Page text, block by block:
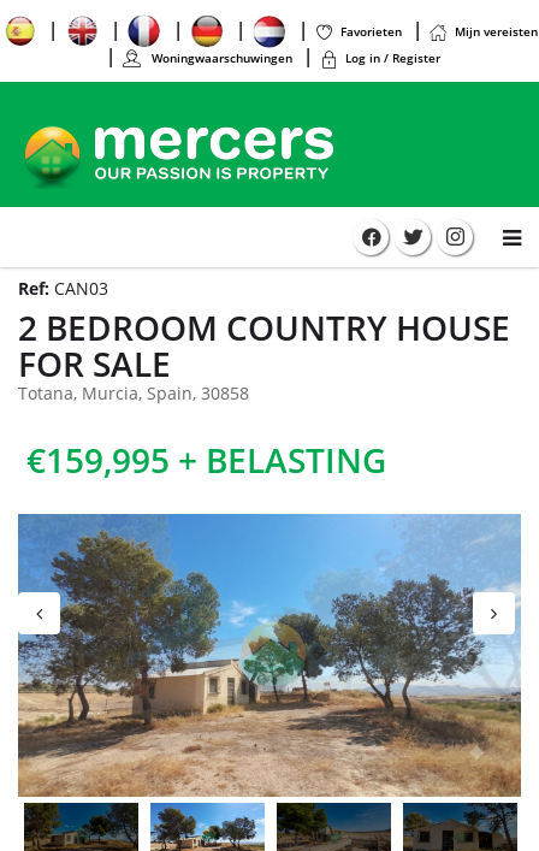
Favorieten
Mijn vereisten
Woningwaarschuwingen
Log in / Register
Ref: CAN03
2 BEDROOM COUNTRY HOUSE
FOR SALE
Totana, Murcia, Spain, 30858
€159,995 + BELASTING